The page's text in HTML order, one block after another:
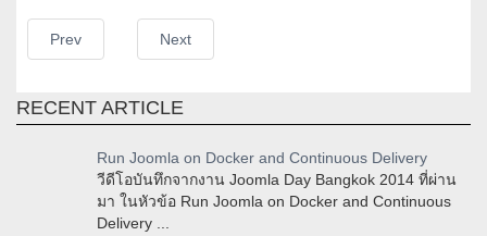
Prev Next
RECENT ARTICLE
Run Joomla on Docker and Continuous Delivery
วีดีโอบันทึกจากงาน Joomla Day Bangkok 2014 ที่ผ่าน
มา ในหัวข้อ Run Joomla on Docker and Continuous
Delivery ...